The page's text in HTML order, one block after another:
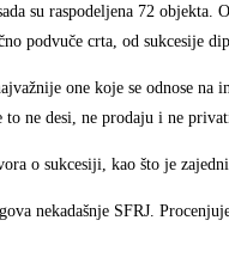
su raspodeljena 72
podvuče crta, od sukcesije
one koje se odnose
ne desi, ne prodaju i ne
o sukcesiji, kao što je
nekadašnje SFRJ.